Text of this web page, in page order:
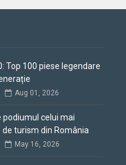
Top 100 piese legendare
Aug 01, 2026
podiumul celui mai
turism din România
May 16, 2026